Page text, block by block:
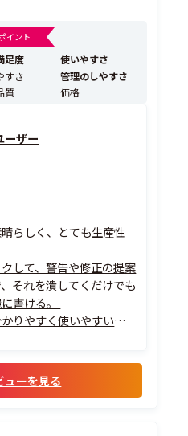
イント
足度
使いやすさ
すさ
管理のしやすさ
質
価格
ーザー
らしく、とても生産性
して、警告や修正の提案
それを潰してくだけでも
書ける。
りやすく使いやすい。
る。とにかく多機能。
ューを見る